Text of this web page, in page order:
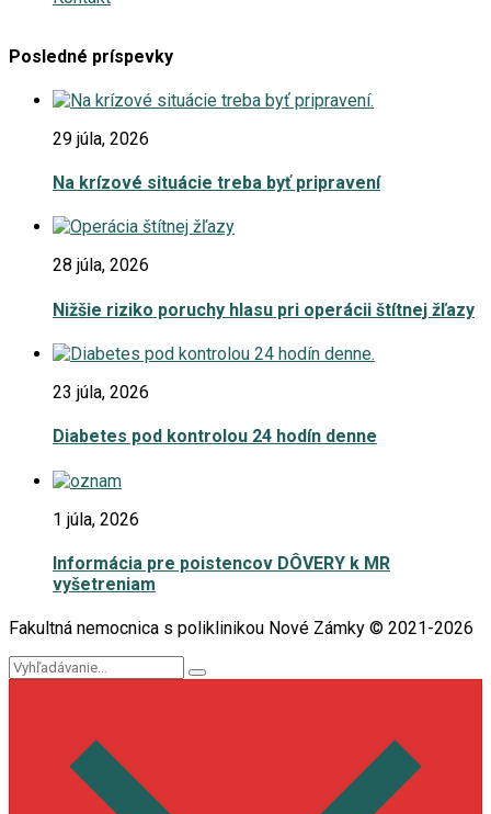
Posledné príspevky
29 júla, 2026
Na krízové situácie treba byť pripravení
28 júla, 2026
Nižšie riziko poruchy hlasu pri operácii štítnej žľazy
23 júla, 2026
Diabetes pod kontrolou 24 hodín denne
1 júla, 2026
Informácia pre poistencov DÔVERY k MR
vyšetreniam
Fakultná nemocnica s poliklinikou Nové Zámky © 2021-2026